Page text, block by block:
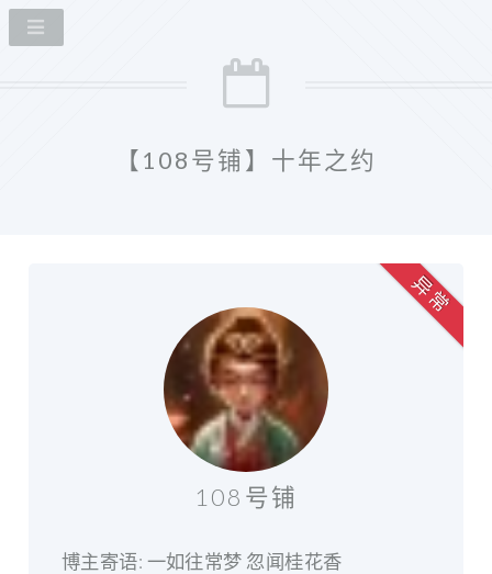
【108号铺】十年之约
108号铺
博主寄语: 一如往常梦 忽闻桂花香
异 常